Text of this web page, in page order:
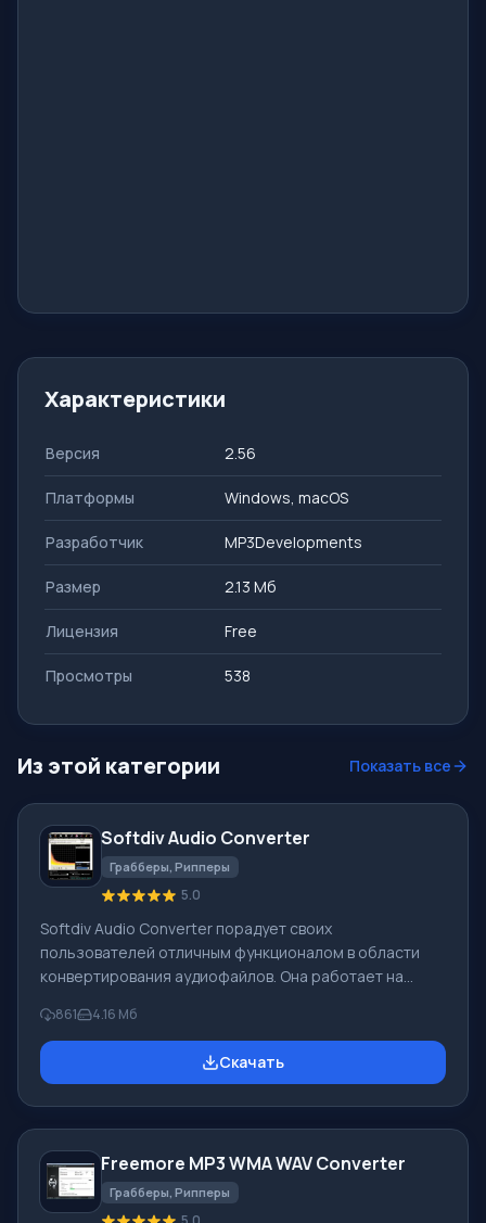
Характеристики
Версия 2.56
Платформы Windows, macOS
Разработчик MP3Developments
Размер 2.13 Мб
Лицензия Free
Просмотры 538
Из этой категории Показать все
Softdiv Audio Converter
Грабберы, Рипперы
5.0
Softdiv Audio Converter порадует своих
пользователей отличным функционалом в области
конвертирования аудиофайлов. Она работает на
временные затраты на подобные операции до
минимума. При этом, уровень качества остается
максимальным! Softdiv Audio Converter предлагает
же, она позволит записывать аудио CD диски для
прослушивания на внешней а
861 4.16 Мб
Скачать
Freemore MP3 WMA WAV Converter
Грабберы, Рипперы